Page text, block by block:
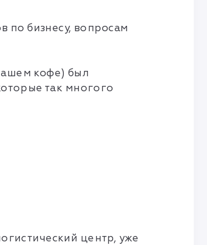
по бизнесу, вопросам
кофе) был
так многого
центр, уже